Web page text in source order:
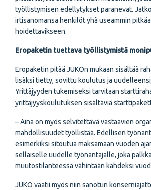
työllistymisen edellytykset paranevat.
irtisanomansa henkilöt yhä useammin
hoidettavikseen.
Eropaketin tuettava työllistymistä
Eropaketin pitää JUKOn mukaan sisältää
lisäksi tietty, sovittu koulutus ja
Yrittäjyyden tukemiseksi tarvitaan
yrittäjyyskoulutuksen sisältäviä
– Aina on myös selvitettävä vastaavien
mahdollisuudet työllistää. Edellisen
esimerkiksi sitoutua maksamaan vuoden
sellaiselle uudelle työnantajalle, joka
muutostilanteessa vähintään kahdeksi
JUKO vaatii myös niin sanotun